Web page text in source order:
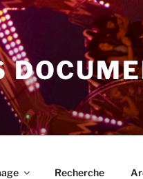
Recherche